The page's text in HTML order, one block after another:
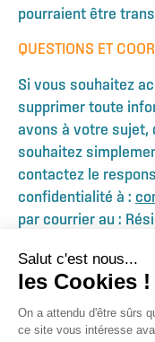
pourraient être
QUESTIONS ET
Si vous souhaitez
supprimer toute
avons à votre sujet,
souhaitez
contactez le
confidentialité à :
par courrier au :
Retour à l'accueil